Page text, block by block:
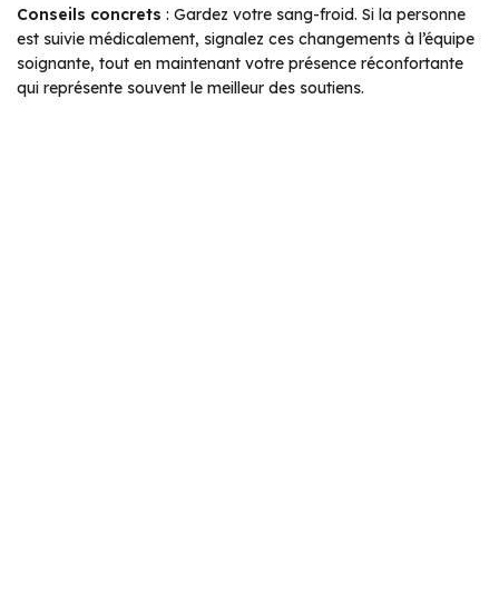
Conseils concrets : Gardez votre sang-froid. Si la personne
est suivie médicalement, signalez ces changements à l’équipe
soignante, tout en maintenant votre présence réconfortante
qui représente souvent le meilleur des soutiens.